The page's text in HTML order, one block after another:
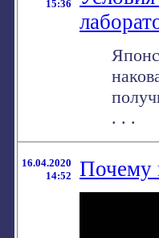
15:36
. . .
16.04.2020
14:52
Почему